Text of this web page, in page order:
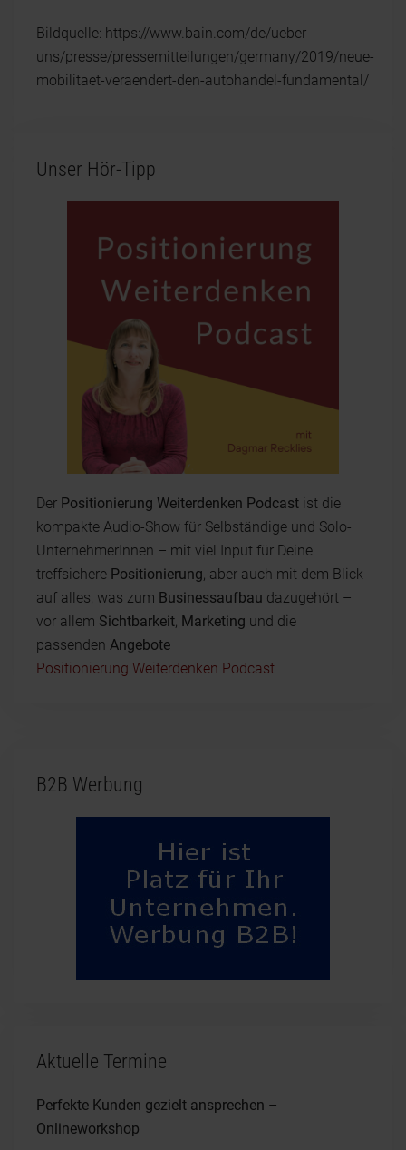
Bildquelle: https://www.bain.com/de/ueber-
uns/presse/pressemitteilungen/germany/2019/neue-
mobilitaet-veraendert-den-autohandel-fundamental/
Unser Hör-Tipp
Der Positionierung Weiterdenken Podcast ist die
kompakte Audio-Show für Selbständige und Solo-
UnternehmerInnen – mit viel Input für Deine
treffsichere Positionierung , aber auch mit dem Blick
auf alles, was zum Businessaufbau dazugehört –
vor allem Sichtbarkeit Marketing und die
passenden Angebote
Positionierung Weiterdenken Podcast
B2B Werbung
Aktuelle Termine
Perfekte Kunden gezielt ansprechen –
Onlineworkshop